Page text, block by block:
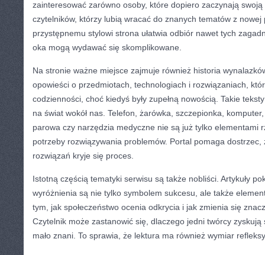
zainteresować zarówno osoby, które dopiero zaczynają
czytelników, którzy lubią wracać do znanych tematów z nowej
przystępnemu stylowi strona ułatwia odbiór nawet tych
oka mogą wydawać się skomplikowane.
Na stronie ważne miejsce zajmuje również historia
opowieści o przedmiotach, technologiach i rozwiązaniach,
codzienności, choć kiedyś były zupełną nowością. Takie
na świat wokół nas. Telefon, żarówka, szczepionka,
parowa czy narzędzia medyczne nie są już tylko elementami
potrzeby rozwiązywania problemów. Portal pomaga dostrzec,
rozwiązań kryje się proces.
Istotną częścią tematyki serwisu są także nobliści. Artykuły
wyróżnienia są nie tylko symbolem sukcesu, ale także
tym, jak społeczeństwo ocenia odkrycia i jak zmienia się
Czytelnik może zastanowić się, dlaczego jedni twórcy zyskują
mało znani. To sprawia, że lektura ma również wymiar